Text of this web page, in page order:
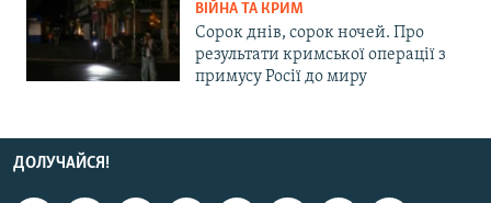
ВІЙНА ТА КРИМ
Сорок днів, сорок ночей. Про
результати кримської операції з
примусу Росії до миру
ДОЛУЧАЙСЯ!